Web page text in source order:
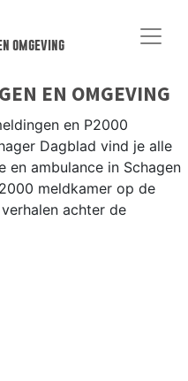
omgeving
EN OMGEVING
en P2000
Dagblad vind je alle
en ambulance in Schagen
meldkamer op de
achter de